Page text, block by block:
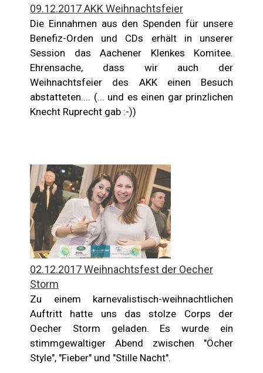
09.12.2017 AKK Weihnachtsfeier
Die Einnahmen aus den Spenden für unsere
Benefiz-Orden und CDs erhält in unserer
Session das Aachener Klenkes Komitee.
Ehrensache, dass wir auch der
Weihnachtsfeier des AKK einen Besuch
abstatteten.... (... und es einen gar prinzlichen
Knecht Ruprecht gab :-))
02.12.2017 Weihnachtsfest der Oecher
Storm
Zu einem karnevalistisch-weihnachtlichen
Auftritt hatte uns das stolze Corps der
Oecher Storm geladen. Es wurde ein
stimmgewaltiger Abend zwischen "Öcher
Style", "Fieber" und "Stille Nacht".